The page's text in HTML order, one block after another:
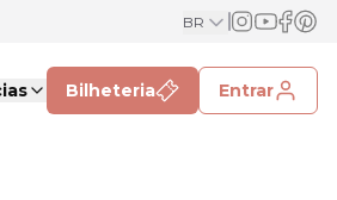
BR
Bilheteria Entrar